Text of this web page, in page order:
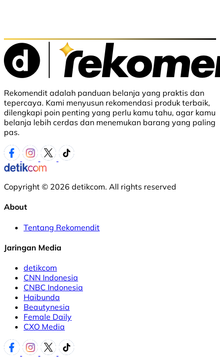
Rekomendit adalah panduan belanja yang praktis dan
tepercaya. Kami menyusun rekomendasi produk terbaik,
dilengkapi poin penting yang perlu kamu tahu, agar kamu
belanja lebih cerdas dan menemukan barang yang paling
pas.
Copyright © 2026 detikcom. All rights reserved
About
Tentang Rekomendit
Jaringan Media
detikcom
CNN Indonesia
CNBC Indonesia
Haibunda
Beautynesia
Female Daily
CXO Media